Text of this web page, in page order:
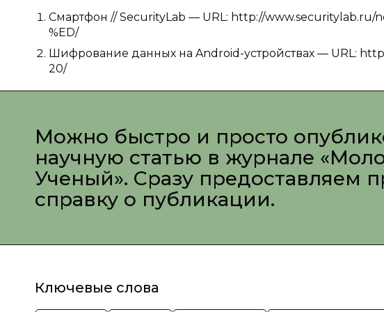
Смартфон // SecurityLab — URL: http://www.securitylab.ru/
%ED/
Шифрование данных на Android-устройствах — URL:
20/
Можно быстро и просто
научную статью в журнале
Ученый». Сразу предоставляем
справку о публикации.
Ключевые слова